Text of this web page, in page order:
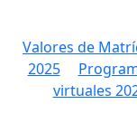
Valores de
2025
virtuales